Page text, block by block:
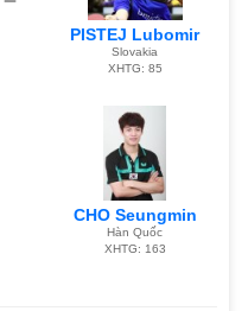
PISTEJ Lubomir
Slovakia
XHTG: 85
CHO Seungmin
Hàn Quốc
XHTG: 163